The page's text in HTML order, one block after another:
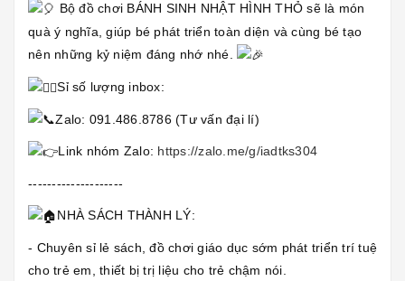
Bộ đồ chơi BÁNH SINH NHẬT HÌNH THỎ sẽ là món
quà ý nghĩa, giúp bé phát triển toàn diện và cùng bé tạo
nên những kỷ niệm đáng nhớ nhé.
Sỉ số lượng inbox:
Zalo: 091.486.8786 (Tư vấn đại lí)
Link nhóm Zalo: https://zalo.me/g/iadtks304
--------------------
NHÀ SÁCH THÀNH LÝ:
- Chuyên sỉ lẻ sách, đồ chơi giáo dục sớm phát triển trí tuệ
cho trẻ em, thiết bị trị liệu cho trẻ chậm nói.